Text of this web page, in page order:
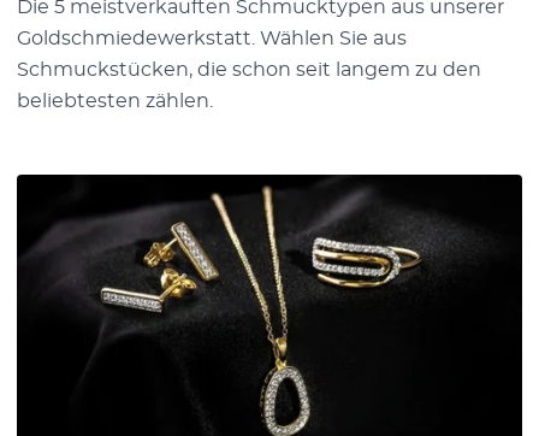
Die 5 meistverkauften Schmucktypen aus unserer
Goldschmiedewerkstatt. Wählen Sie aus
Schmuckstücken, die schon seit langem zu den
beliebtesten zählen.